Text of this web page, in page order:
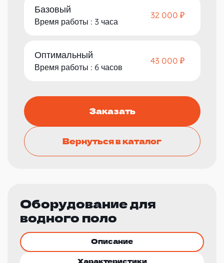
Базовый
Время работы : 3 часа
32 000 ₽
Оптимальный
Время работы : 6 часов
43 000 ₽
Заказать
Вернуться в каталог
Оборудование для
водного поло
Описание
Характеристики